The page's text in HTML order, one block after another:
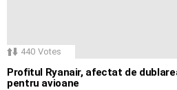
440 Votes
Profitul Ryanair, afectat de
pentru avioane